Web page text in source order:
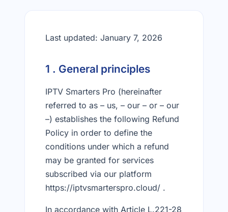
Last updated: January 7, 2026
1 . General principles
IPTV Smarters Pro (hereinafter
referred to as – us, – our – or – our
–) establishes the following Refund
Policy in order to define the
conditions under which a refund
may be granted for services
subscribed via our platform
https://iptvsmarterspro.cloud/ .
In accordance with Article L.221-28